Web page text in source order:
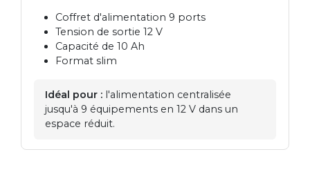
Coffret d'alimentation 9 ports
Tension de sortie 12 V
Capacité de 10 Ah
Format slim
Idéal pour : l'alimentation centralisée
jusqu'à 9 équipements en 12 V dans un
espace réduit.